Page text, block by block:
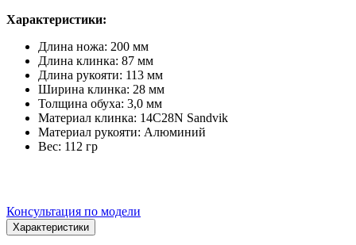
Характеристики:
Длина ножа: 200 мм
Длина клинка: 87 мм
Длина рукояти: 113 мм
Ширина клинка: 28 мм
Толщина обуха: 3,0 мм
Материал клинка: 14C28N Sandvik
Материал рукояти: Алюминий
Вес: 112 гр
Консультация по модели
Характеристики